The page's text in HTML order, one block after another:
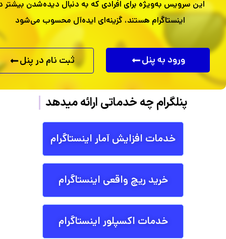
این سرویس به‌ویژه برای افرادی که به دنبال دیده‌شدن بیشتر
اینستاگرام هستند، گزینه‌ای ایده‌آل محسوب می‌شود
ورود به پنل ثبت نام در پنل
پنلگرامچه خدماتی ار
خدمات افزایش آمار اینستاگرام
خرید ریچ واقعی اینستاگرام
خدمات اکسپلور اینستاگرام